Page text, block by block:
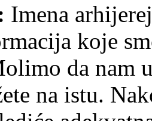
Imena
koje
da nam
na istu.